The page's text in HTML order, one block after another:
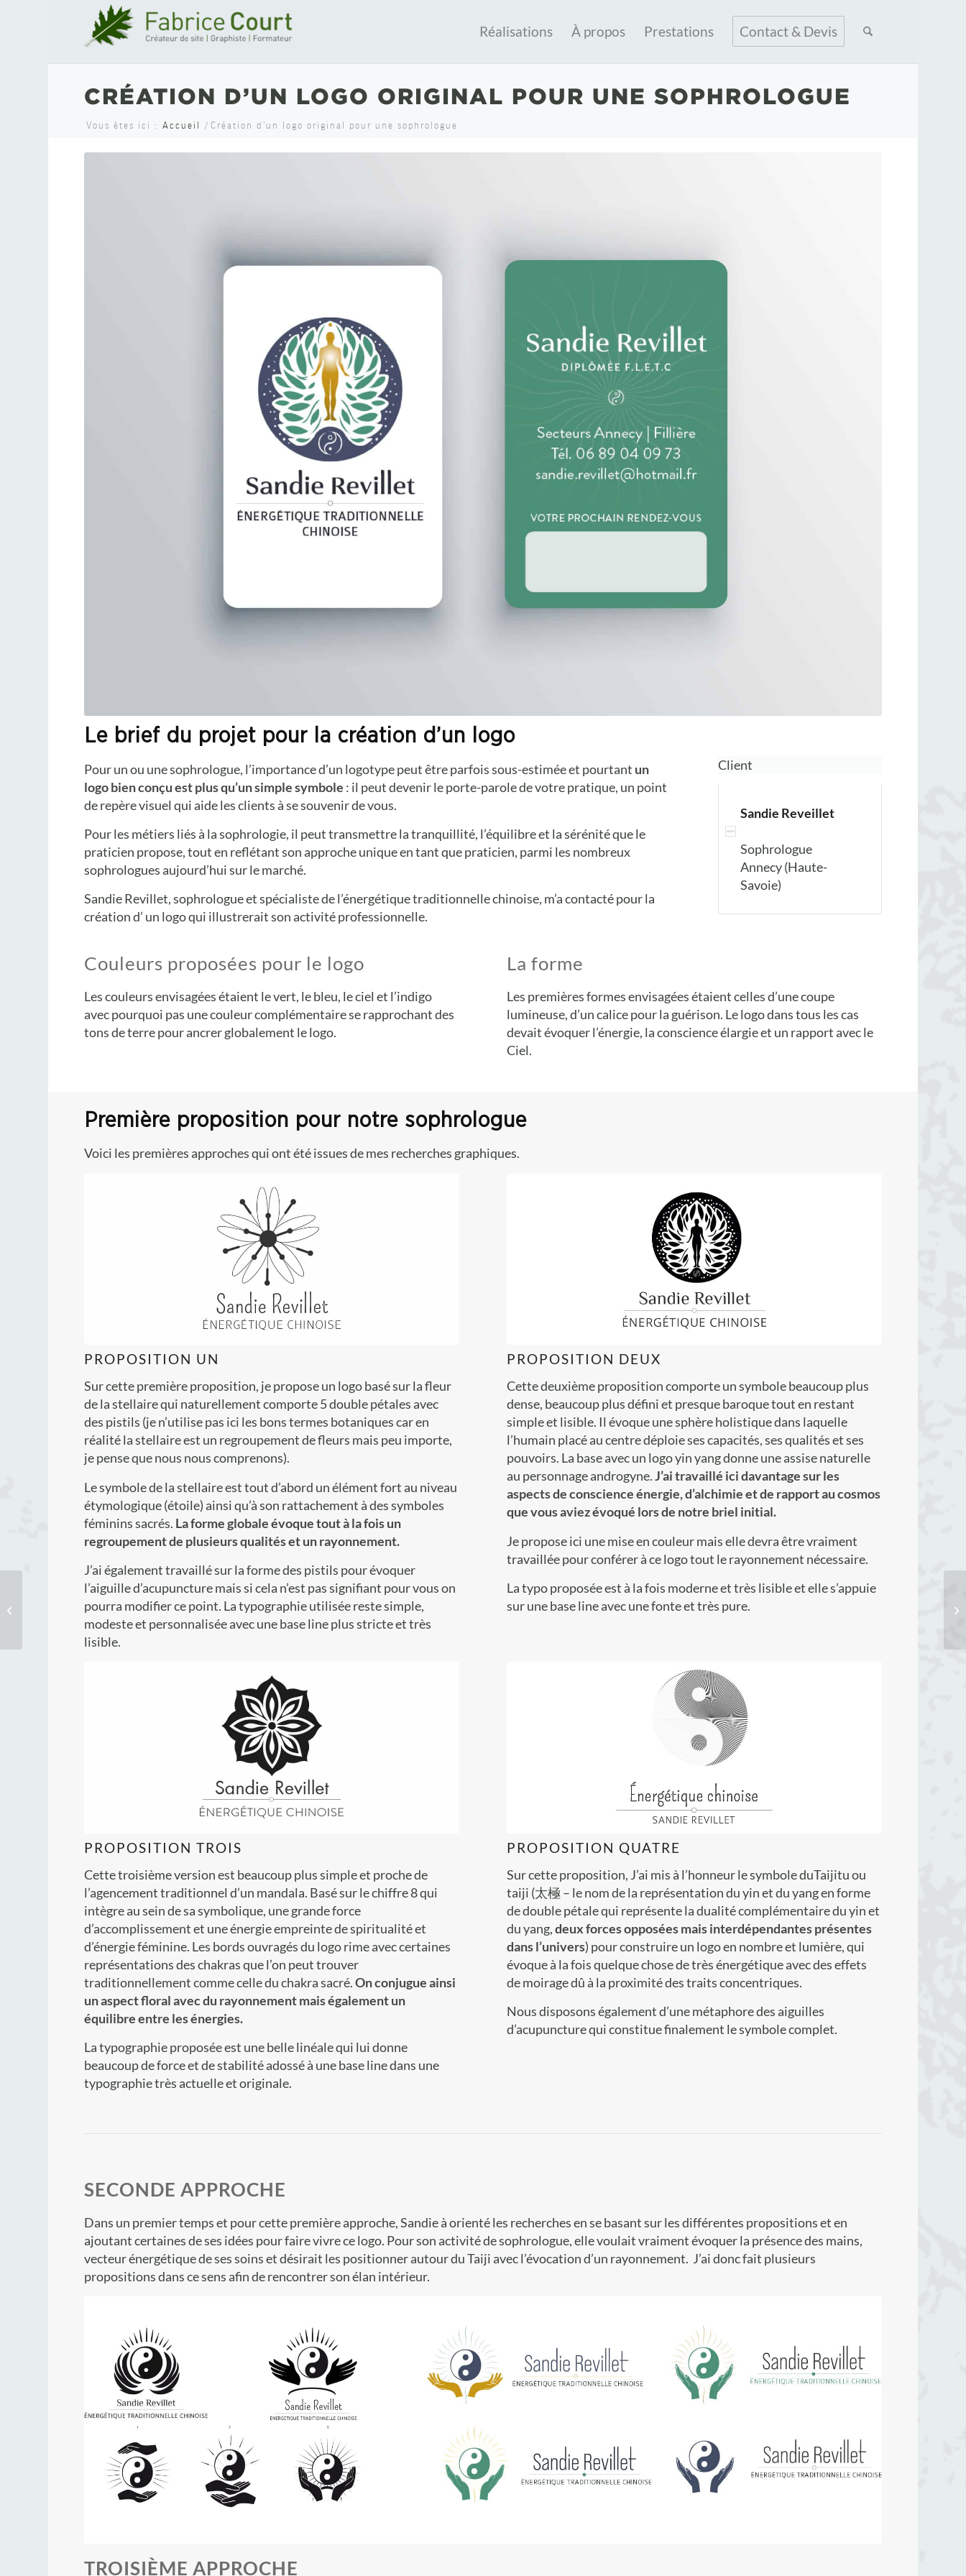
Réalisations À propos Prestations Contact & Devis
CRÉATION D’UN LOGO ORIGINAL POUR UNE SOPHROLOGUE
Vous êtes ici : Accueil / Création d’un logo original pour une sophrologue
Le brief du projet pour la création d’un logo
Pour un ou une sophrologue, l’importance d’un logotype peut être parfois sous-estimée et pourtant un
logo bien conçu est plus qu’un simple symbole : il peut devenir le porte-parole de votre pratique, un point
de repère visuel qui aide les clients à se souvenir de vous.
Pour les métiers liés à la sophrologie, il peut transmettre la tranquillité, l’équilibre et la sérénité que le
praticien propose, tout en reflétant son approche unique en tant que praticien, parmi les nombreux
sophrologues aujourd’hui sur le marché.
Sandie Revillet, sophrologue et spécialiste de l’énergétique traditionnelle chinoise, m’a contacté pour la
création d’ un logo qui illustrerait son activité professionnelle.
Client
Sandie Reveillet
Sophrologue
Annecy (Haute-
Savoie)
Couleurs proposées pour le logo
Les couleurs envisagées étaient le vert, le bleu, le ciel et l’indigo
avec pourquoi pas une couleur complémentaire se rapprochant des
tons de terre pour ancrer globalement le logo.
La forme
Les premières formes envisagées étaient celles d’une coupe
lumineuse, d’un calice pour la guérison. Le logo dans tous les cas
devait évoquer l’énergie, la conscience élargie et un rapport avec le
Ciel.
Première proposition pour notre sophrologue
Voici les premières approches qui ont été issues de mes recherches graphiques.
PROPOSITION UN
Sur cette première proposition, je propose un logo basé sur la fleur
de la stellaire qui naturellement comporte 5 double pétales avec
des pistils (je n’utilise pas ici les bons termes botaniques car en
réalité la stellaire est un regroupement de fleurs mais peu importe,
je pense que nous nous comprenons).
Le symbole de la stellaire est tout d’abord un élément fort au niveau
étymologique (étoile) ainsi qu’à son rattachement à des symboles
féminins sacrés. La forme globale évoque tout à la fois un
regroupement de plusieurs qualités et un rayonnement.
J’ai également travaillé sur la forme des pistils pour évoquer
l’aiguille d’acupuncture mais si cela n’est pas signifiant pour vous on
pourra modifier ce point. La typographie utilisée reste simple,
modeste et personnalisée avec une base line plus stricte et très
lisible.
PROPOSITION DEUX
Cette deuxième proposition comporte un symbole beaucoup plus
dense, beaucoup plus défini et presque baroque tout en restant
simple et lisible. Il évoque une sphère holistique dans laquelle
l’humain placé au centre déploie ses capacités, ses qualités et ses
pouvoirs. La base avec un logo yin yang donne une assise naturelle
au personnage androgyne.J’ai travaillé ici davantage sur les
aspects de conscience énergie, d’alchimie et de rapport au cosmos
que vous aviez évoqué lors de notre briel initial.
Je propose ici une mise en couleur mais elle devra être vraiment
travaillée pour conférer à ce logo tout le rayonnement nécessaire.
La typo proposée est à la fois moderne et très lisible et elle s’appuie
sur une base line avec une fonte et très pure.
PROPOSITION TROIS
Cette troisième version est beaucoup plus simple et proche de
l’agencement traditionnel d’un mandala. Basé sur le chiffre 8 qui
intègre au sein de sa symbolique, une grande force
d’accomplissement et une énergie empreinte de spiritualité et
d’énergie féminine. Les bords ouvragés du logo rime avec certaines
représentations des chakras que l’on peut trouver
traditionnellement comme celle du chakra sacré.On conjugue ainsi
un aspect floral avec du rayonnement mais également un
équilibre entre les énergies.
La typographie proposée est une belle linéale qui lui donne
beaucoup de force et de stabilité adossé à une base line dans une
typographie très actuelle et originale.
PROPOSITION QUATRE
Sur cette proposition, J’ai mis à l’honneur le symbole duTaijitu ou
taiji (太極 – le nom de la représentation du yin et du yang en forme
de double pétale qui représente la dualité complémentaire du yin et
du yang,deux forces opposées mais interdépendantes présentes
dans l’univers) pour construire un logo en nombre et lumière, qui
évoque à la fois quelque chose de très énergétique avec des effets
de moirage dû à la proximité des traits concentriques.
Nous disposons également d’une métaphore des aiguilles
d’acupuncture qui constitue finalement le symbole complet.
SECONDE APPROCHE
Dans un premier temps et pour cette première approche, Sandie à orienté les recherches en se basant sur les différentes propositions et en
ajoutant certaines de ses idées pour faire vivre ce logo. Pour son activité de sophrologue, elle voulait vraiment évoquer la présence des mains,
vecteur énergétique de ses soins et désirait les positionner autour du Taiji avec l’évocation d’un rayonnement. J’ai donc fait plusieurs
propositions dans ce sens afin de rencontrer son élan intérieur.
TROISIÈME APPROCHE
Refonte de la charte
graphique de Véronique